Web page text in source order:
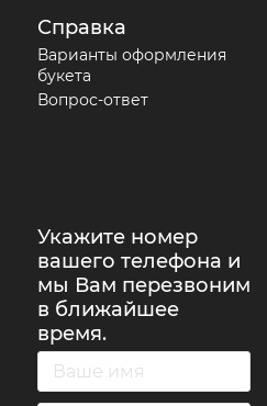
Справка
Варианты оформления
букета
Вопрос-ответ
Укажите номер
вашего телефона и
мы Вам перезвоним
в ближайшее
время.